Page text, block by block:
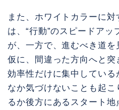
また、ホワイトカラーに
は、“行動”のスピードアッ
が、一方で、進むべき道を
仮に、間違った方向へと突
効率性だけに集中してい
なか気づけないことも起
るか後方にあるスタート